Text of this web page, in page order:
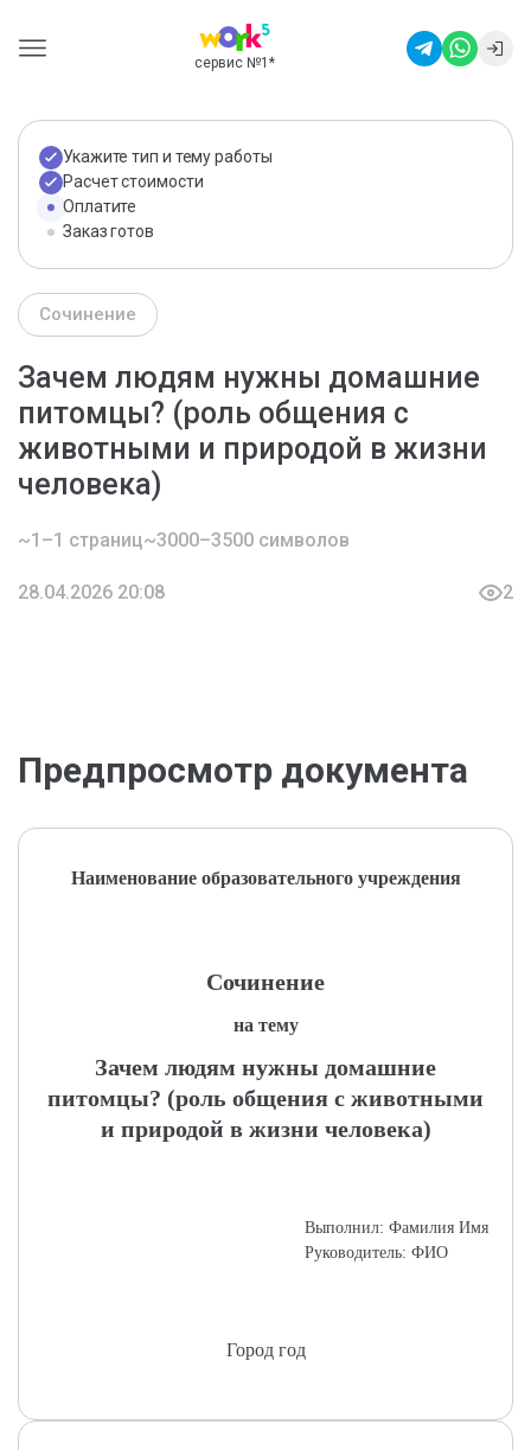
сервис №1 *
Укажите тип и тему работы
Расчет стоимости
Оплатите
Заказ готов
Сочинение
Зачем людям нужны домашние
питомцы? (роль общения с
животными и природой в жизни
человека)
~1–1 страниц~3000–3500 символов
28.04.2026 20:08 2
Предпросмотр документа
Наименование образовательного учреждения
Сочинение
на тему
Зачем людям нужны домашние
питомцы? (роль общения с животными
и природой в жизни человека)
Выполнил: Фамилия Имя
Руководитель: ФИО
Город год